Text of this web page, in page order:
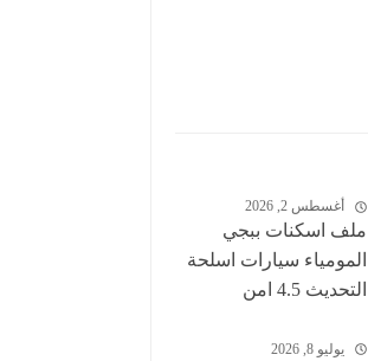
أغسطس 2, 2026
ملف اسكنات ببجي
المومياء سيارات اسلحة
التحديث 4.5 امن
pubgskins
يوليو 8, 2026